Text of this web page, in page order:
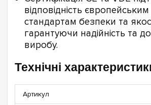
відповідність європейським
стандартам безпеки та
гарантуючи надійність та
виробу.
Технічні
Артикул